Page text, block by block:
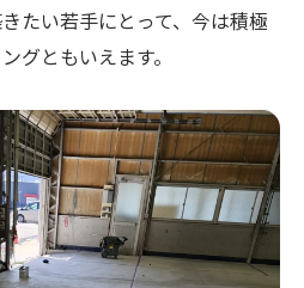
たい若手にとって、今は積極
グともいえます。